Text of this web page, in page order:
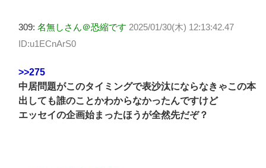
309: 名無しさん＠恐縮です 2025/01/30(木) 12:13:42.47
ID:u1ECnArS0
>>275
中居問題がこのタイミングで表沙汰にならなきゃこの本
出しても誰のことかわからなかったんですけど
エッセイの企画始まったほうが全然先だぞ？